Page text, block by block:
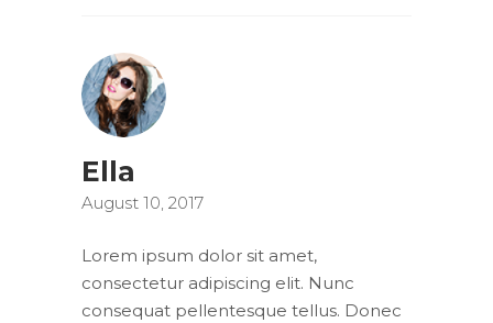
Ella
August 10, 2017
Lorem ipsum dolor sit amet,
consectetur adipiscing elit. Nunc
consequat pellentesque tellus. Donec